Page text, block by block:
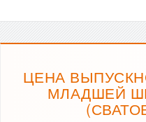
ЦЕНА
МЛАДШЕЙ